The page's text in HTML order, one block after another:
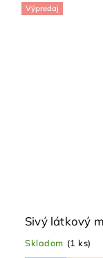
Výpredaj
Sivý látkový
Skladom (1 ks)